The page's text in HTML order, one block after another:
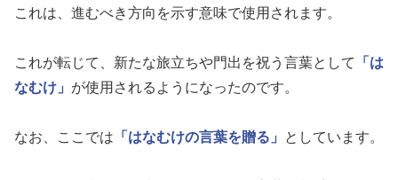
これは、進むべき方向を示す意味で使用されます。
これが転じて、新たな旅立ちや門出を祝う言葉として
「は
なむけ」 が使用されるようになったのです。
なお、ここでは 「はなむけの言葉を贈る」 としています。